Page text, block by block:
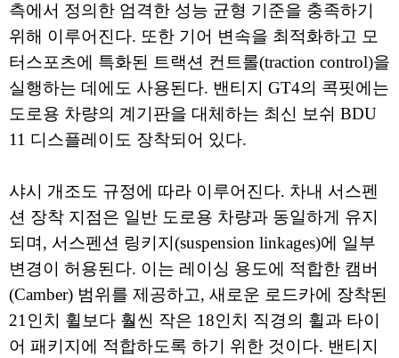
측에서 정의한 엄격한 성능 균형 기준을 충족하기
위해 이루어진다. 또한 기어 변속을 최적화하고 모
터스포츠에 특화된 트랙션 컨트롤(traction control)을
실행하는 데에도 사용된다. 밴티지 GT4의 콕핏에는
도로용 차량의 계기판을 대체하는 최신 보쉬 BDU
11 디스플레이도 장착되어 있다.
샤시 개조도 규정에 따라 이루어진다. 차내 서스펜
션 장착 지점은 일반 도로용 차량과 동일하게 유지
되며, 서스펜션 링키지(suspension linkages)에 일부
변경이 허용된다. 이는 레이싱 용도에 적합한 캠버
(Camber) 범위를 제공하고, 새로운 로드카에 장착된
21인치 휠보다 훨씬 작은 18인치 직경의 휠과 타이
어 패키지에 적합하도록 하기 위한 것이다. 밴티지